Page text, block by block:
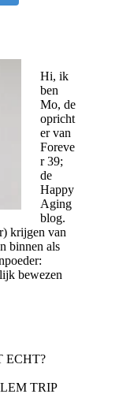
Hi, ik
ben
Mo, de
opricht
er van
Foreve
r 39;
de
Happy
Aging
blog.
krijgen van
binnen als
bewezen
ECHT?
TRIP